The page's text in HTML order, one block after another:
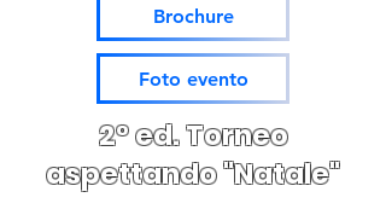
Brochure
Foto evento
2° ed. Torneo
aspettando "Natale"